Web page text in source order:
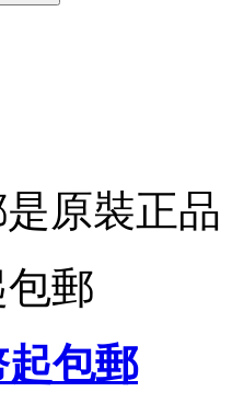
原裝正品
包郵
起包郵